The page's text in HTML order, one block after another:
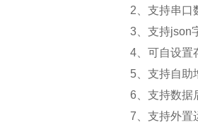
2、支持串口
3、支持json
4、可自设置
5、支持自助
6、支持数据
7、支持外置